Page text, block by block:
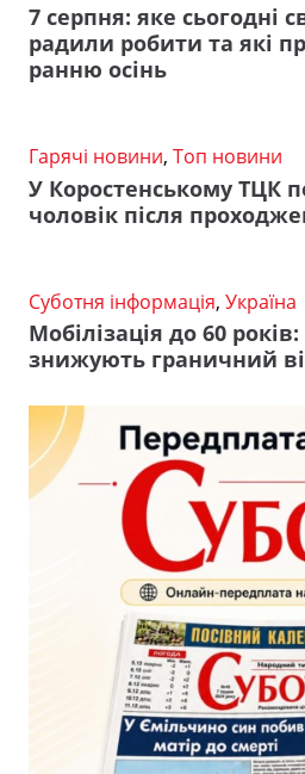
7 серпня: яке сьогодні
радили робити та які
ранню осінь
Гарячі новини, Топ новини
У Коростенському ТЦК
чоловік після
Суботня інформація, Україна
Мобілізація до 60
знижують граничний